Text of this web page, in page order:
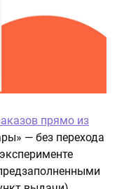
прямо из
— без перехода